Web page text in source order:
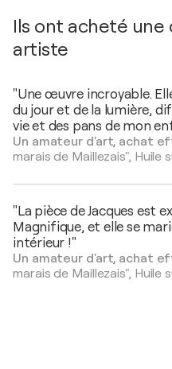
Ils ont acheté
artiste
"Une œuvre incroyable.
du jour et de la lumière,
vie et des pans de mon
Un amateur d'art, achat
marais de Maillezais", Huile
"La pièce de Jacques est
Magnifique, et elle se
intérieur !"
Un amateur d'art, achat
marais de Maillezais", Huile